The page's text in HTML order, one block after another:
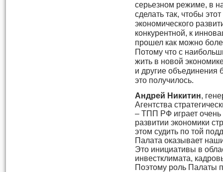
серьезном режиме, в
сделать так, чтобы
экономического
конкурентной, к
прошел как можно
Потому что с
жить в новой
и другие объединения
это получилось.
Андрей Никитин,
Агентства
– ТПП РФ играет
развитии экономики
этом судить по той
Палата оказывает
Это инициативы в
инвестклимата,
Поэтому роль Палаты